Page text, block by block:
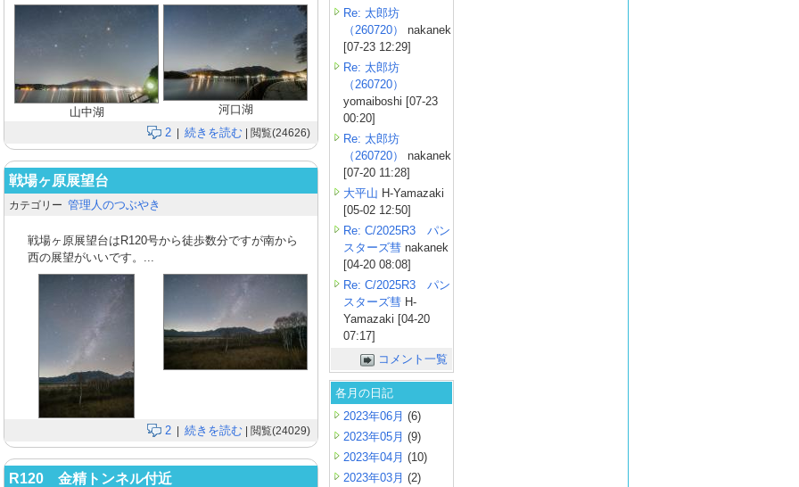
山中湖
河口湖
2 | 続きを読む | 閲覧(24626)
戦場ヶ原展望台
カテゴリー 管理人のつぶやき
戦場ヶ原展望台はR120号から徒歩数分ですが南から
西の展望がいいです。...
2 | 続きを読む | 閲覧(24029)
R120 金精トンネル付近
Re: 太郎坊
（260720）
nakanek
[07-23 12:29]
Re: 太郎坊
（260720）
yomaiboshi [07-23
00:20]
Re: 太郎坊
（260720）
nakanek
[07-20 11:28]
大平山 H-Yamazaki
[05-02 12:50]
Re: C/2025R3 パン
スターズ彗 nakanek
[04-20 08:08]
Re: C/2025R3 パン
スターズ彗 H-
Yamazaki [04-20
07:17]
コメント一覧
各月の日記
2023年06月 (6)
2023年05月 (9)
2023年04月 (10)
2023年03月 (2)